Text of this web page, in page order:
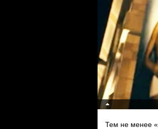
Тем не менее «